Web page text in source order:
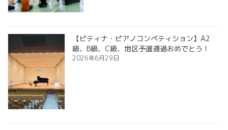
【ピティナ・ピアノコンペティション】A2
級、B級、C級、地区予選通過おめでとう！
2026年6月29日